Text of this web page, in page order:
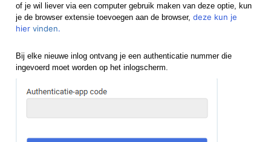
of je wil liever via een computer gebruik maken van deze optie, kun
je de browser extensie toevoegen aan de browser, deze kun je
hier vinden.
Bij elke nieuwe inlog ontvang je een authenticatie nummer die
ingevoerd moet worden op het inlogscherm.